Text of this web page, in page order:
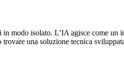
modo isolato. L’IA agisce come un
una soluzione tecnica